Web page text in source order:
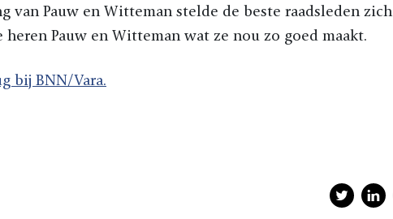
van Pauw en Witteman stelde de beste raadsleden zich
Pauw en Witteman wat ze nou zo goed maakt.
bij BNN/Vara.